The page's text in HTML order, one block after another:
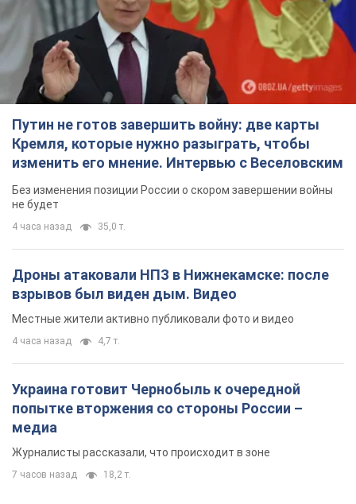
Путин не готов завершить войну: две карты
Кремля, которые нужно разыграть, чтобы
изменить его мнение. Интервью с Веселовским
Без изменения позиции России о скором завершении войны
не будет
4 часа назад 35,0 т.
Дроны атаковали НПЗ в Нижнекамске: после
взрывов был виден дым. Видео
Местные жители активно публиковали фото и видео
4 часа назад 4,7 т.
Украина готовит Чернобыль к очередной
попытке вторжения со стороны России –
медиа
Журналисты рассказали, что происходит в зоне
7 часов назад 18,2 т.